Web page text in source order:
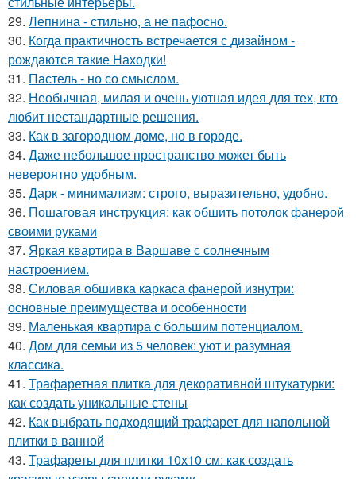
29. Лепнина - стильно, а не пафосно.
30. Когда практичность встречается с дизайном -
рождаются такие Находки!
31. Пастель - но со смыслом.
32. Необычная, милая и очень уютная идея для тех, кто
любит нестандартные решения.
33. Как в загородном доме, но в городе.
34. Даже небольшое пространство может быть
невероятно удобным.
35. Дарк - минимализм: строго, выразительно, удобно.
36. Пошаговая инструкция: как обшить потолок фанерой
своими руками
37. Яркая квартира в Варшаве с солнечным
настроением.
38. Силовая обшивка каркаса фанерой изнутри:
основные преимущества и особенности
39. Маленькая квартира с большим потенциалом.
40. Дом для семьи из 5 человек: уют и разумная
классика.
41. Трафаретная плитка для декоративной штукатурки:
как создать уникальные стены
42. Как выбрать подходящий трафарет для напольной
плитки в ванной
43. Трафареты для плитки 10х10 см: как создать